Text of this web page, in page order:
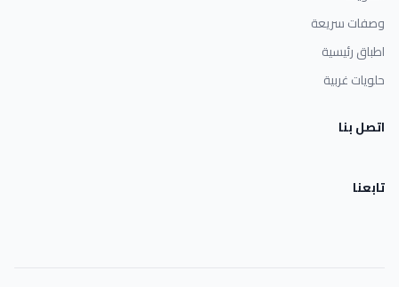
وصفات سريعة
اطباق رئيسية
حلويات غربية
اتصل بنا
تابعنا